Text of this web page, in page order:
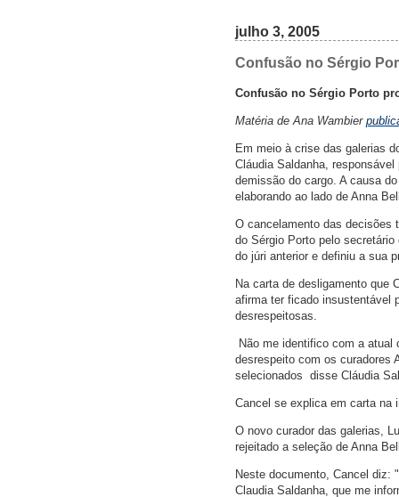
julho 3, 2005
Confusão no Sérgio
Confusão no Sérgio Porto
Matéria de Ana Wambier
Em meio à crise das galerias
Cláudia Saldanha,
demissão do cargo. A causa
elaborando ao lado de Anna
O cancelamento das decisões
do Sérgio Porto pelo
do júri anterior e definiu a sua
Na carta de desligamento que
afirma ter ficado insustentável
desrespeitosas.
 Não me identifico com a
desrespeito com os curadores
selecionados  disse Cláudia
Cancel se explica em carta na
O novo curador das galerias,
rejeitado a seleção de Anna
Neste documento, Cancel diz:
Claudia Saldanha, que me